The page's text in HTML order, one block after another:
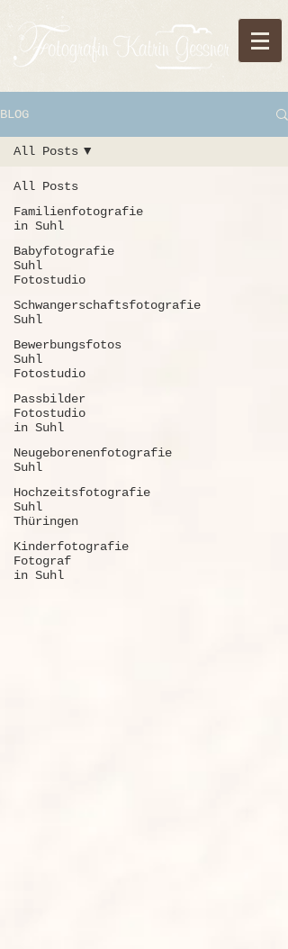
BLOG
All Posts
Familienfotografie
in Suhl
Babyfotografie
Suhl
Fotostudio
Schwangerschaftsfotografie
Suhl
Bewerbungsfotos
Suhl
Fotostudio
Passbilder
Fotostudio
in Suhl
Neugeborenenfotografie
Suhl
Hochzeitsfotografie
Suhl
Thüringen
Kinderfotografie
Fotograf
in Suhl
All Posts